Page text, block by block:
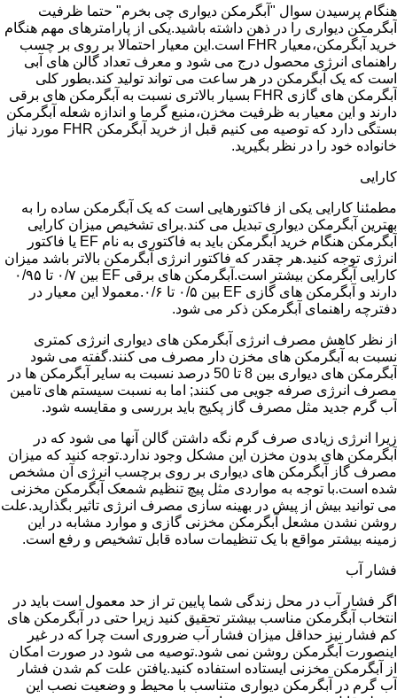
هنگام پرسیدن سوال "آبگرمکن دیواری چی بخرم" حتما ظرفیت
آبگرمکن دیواری را در ذهن داشته باشید.یکی از پارامترهای مهم هنگام
خرید آبگرمکن،معیار FHR است.این معیار احتمالا بر روی بر چسب
راهنمای انرژی محصول درج می شود و معرف تعداد گالن های آبی
است که یک آبگرمکن در هر ساعت می تواند تولید کند.بطور کلی
آبگرمکن های گازی FHR بسیار بالاتری نسبت به آبگرمکن های برقی
دارند و این معیار به ظرفیت مخزن،منبع گرما و اندازه شعله آبگرمکن
بستگی دارد که توصیه می کنیم قبل از خرید آبگرمکن FHR مورد نیاز
خانواده خود را در نظر بگیرید.
کارایی
مطمئنا کارایی یکی از فاکتورهایی است که یک آبگرمکن ساده را به
بهترین آبگرمکن دیواری تبدیل می کند.برای تشخیص میزان کارایی
آبگرمکن هنگام خرید آبگرمکن باید به فاکتوری به نام EF یا فاکتور
انرژی توجه کنید.هر چقدر که فاکتور انرژی آبگرمکن بالاتر باشد میزان
کارایی آبگرمکن بیشتر است.آبگرمکن های برقی EF بین ۰/۷ تا ۰/۹۵
دارند و آبگرمکن های گازی EF بین ۰/۵ تا ۰/۶.معمولا این معیار در
دفترچه راهنمای آبگرمکن ذکر می شود.
از نظر کاهش مصرف انرژی آبگرمکن های دیواری انرژی کمتری
نسبت به آبگرمکن های مخزن دار مصرف می کنند.گفته می شود
آبگرمکن های دیواری بین 8 تا 50 درصد نسبت به سایر آبگرمکن ها در
مصرف انرژی صرفه جویی می کنند; اما به نسبت سیستم های تامین
آب گرم جدید مثل مصرف گاز پکیج باید بررسی و مقایسه شود.
زیرا انرژی زیادی صرف گرم نگه داشتن گالن آنها می شود که در
آبگرمکن های بدون مخزن این مشکل وجود ندارد.توجه کنید که میزان
مصرف گاز آبگرمکن های دیواری بر روی برچسب انرژی آن مشخص
شده است.با توجه به مواردی مثل پیچ تنظیم شمعک آبگرمکن مخزنی
می توانید بیش از پیش در بهینه سازی مصرف انرژی تاثیر بگذارید.علت
روشن نشدن مشعل آبگرمکن مخزنی گازی و موارد مشابه در این
زمینه بیشتر مواقع با یک تنظیمات ساده قابل تشخیص و رفع است.
فشار آب
اگر فشار آب در محل زندگی شما پایین تر از حد معمول است باید در
انتخاب آبگرمکن مناسب بیشتر تحقیق کنید زیرا حتی در آبگرمکن های
کم فشار نیز حداقل میزان فشار آب ضروری است چرا که در غیر
اینصورت آبگرمکن روشن نمی شود.توصیه می شود در صورت امکان
از آبگرمکن مخزنی ایستاده استفاده کنید.یافتن علت کم شدن فشار
آب گرم در آبگرمکن دیواری متناسب با محیط و وضعیت نصب این